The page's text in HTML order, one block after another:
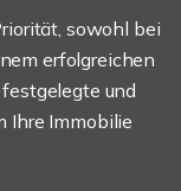
sowohl bei
erfolgreichen
und
Ihre Immobilie